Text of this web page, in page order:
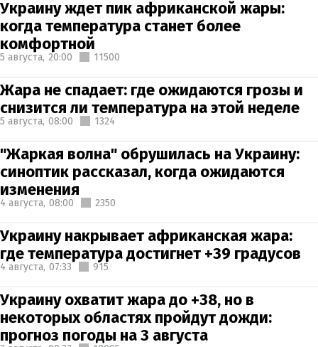
Украину ждет пик африканской жары:
когда температура станет более
комфортной
5 августа, 20:00 11500
Жара не спадает: где ожидаются грозы и
снизится ли температура на этой неделе
5 августа, 08:00 1324
"Жаркая волна" обрушилась на Украину:
синоптик рассказал, когда ожидаются
изменения
4 августа, 08:00 2350
Украину накрывает африканская жара:
где температура достигнет +39 градусов
4 августа, 07:33 915
Украину охватит жара до +38, но в
некоторых областях пройдут дожди:
прогноз погоды на 3 августа